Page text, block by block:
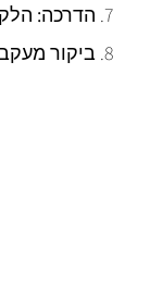
הדרכה:
ביקור